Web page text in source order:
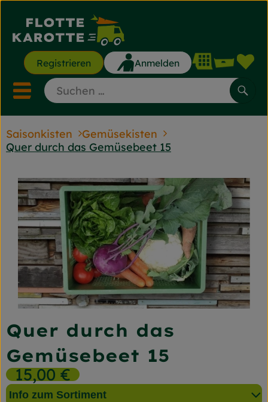
Registrieren Anmelden
Mobiles Menu öffnen
Saisonkisten
Angebote & Aktionen
Gemüse & Obst
Backwaren
Frischetheke
Naturkost
Getränke
Gartensaison
Drogerie
Saisonkisten
Gemüsekisten
Quer durch das Gemüsebeet 15
Quer durch das
Gemüsebeet 15
15,00 €
Info zum Sortiment